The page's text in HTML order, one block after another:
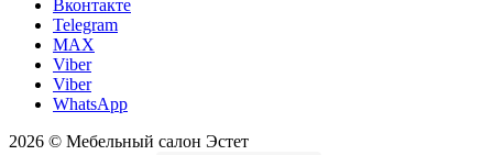
Вконтакте
Telegram
MAX
Viber
Viber
WhatsApp
2026 © Мебельный салон Эстет